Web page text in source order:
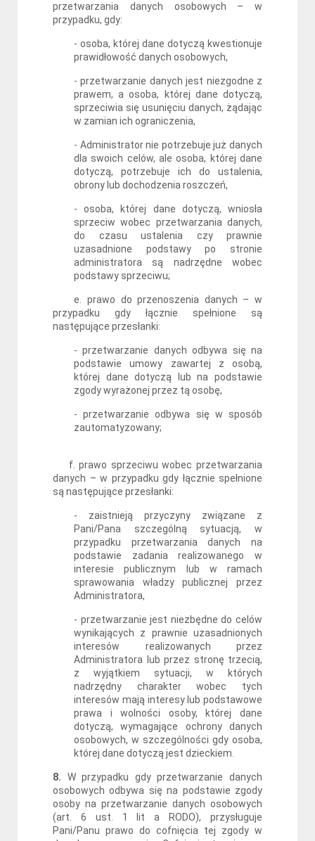
przetwarzania danych osobowych – w
przypadku, gdy:
- osoba, której dane dotyczą kwestionuje
prawidłowość danych osobowych,
- przetwarzanie danych jest niezgodne z
prawem, a osoba, której dane dotyczą,
sprzeciwia się usunięciu danych, żądając
w zamian ich ograniczenia,
- Administrator nie potrzebuje już danych
dla swoich celów, ale osoba, której dane
dotyczą, potrzebuje ich do ustalenia,
obrony lub dochodzenia roszczeń,
- osoba, której dane dotyczą, wniosła
sprzeciw wobec przetwarzania danych,
do czasu ustalenia czy prawnie
uzasadnione podstawy po stronie
administratora są nadrzędne wobec
podstawy sprzeciwu;
e. prawo do przenoszenia danych – w
przypadku gdy łącznie spełnione są
następujące przesłanki:
- przetwarzanie danych odbywa się na
podstawie umowy zawartej z osobą,
której dane dotyczą lub na podstawie
zgody wyrażonej przez tą osobę,
- przetwarzanie odbywa się w sposób
zautomatyzowany;
f. prawo sprzeciwu wobec przetwarzania
danych – w przypadku gdy łącznie spełnione
są następujące przesłanki:
- zaistnieją przyczyny związane z
Pani/Pana szczególną sytuacją, w
przypadku przetwarzania danych na
podstawie zadania realizowanego w
interesie publicznym lub w ramach
sprawowania władzy publicznej przez
Administratora,
- przetwarzanie jest niezbędne do celów
wynikających z prawnie uzasadnionych
interesów realizowanych przez
Administratora lub przez stronę trzecią,
z wyjątkiem sytuacji, w których
nadrzędny charakter wobec tych
interesów mają interesy lub podstawowe
prawa i wolności osoby, której dane
dotyczą, wymagające ochrony danych
osobowych, w szczególności gdy osoba,
której dane dotyczą jest dzieckiem.
8. W przypadku gdy przetwarzanie danych
osobowych odbywa się na podstawie zgody
osoby na przetwarzanie danych osobowych
(art. 6 ust. 1 lit a RODO), przysługuje
Pani/Panu prawo do cofnięcia tej zgody w